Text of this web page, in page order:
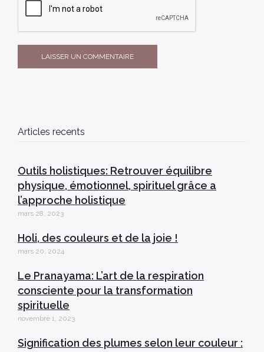
Articles recents
Outils holistiques: Retrouver équilibre
physique, émotionnel, spirituel grâce a
l’approche holistique
mars 28, 2023
Holi, des couleurs et de la joie !
mars 20, 2024
Le Pranayama: L’art de la respiration
consciente pour la transformation
spirituelle
novembre 1, 2023
Signification des plumes selon leur couleur :